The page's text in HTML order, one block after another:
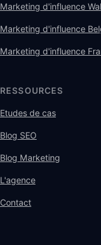
Marketing d'influence
Marketing d'influence
Marketing d'influence
RESSOURCES
Etudes de cas
Blog SEO
Blog Marketing
L'agence
Contact